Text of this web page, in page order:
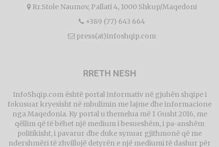
Rr.Stole Naumov, Pallati 4, 1000 Shkup/Maqedoni
+389 (77) 643 664
press(at)infoshqip.com
RRETH NESH
InfoShqip.com është portal informativ në gjuhën shqipe i
fokusuar kryesisht në mbulimin me lajme dhe informacione
nga Maqedonia. Ky portal u themelua më 1 Gusht 2016, me
qëllim që të bëhet një medium i besueshëm, i pa-anshëm
politikisht, i pavarur dhe duke synuar gjithmonë që me
ndershmëri të zhvillojë detyrën e një mediumi të dashur për